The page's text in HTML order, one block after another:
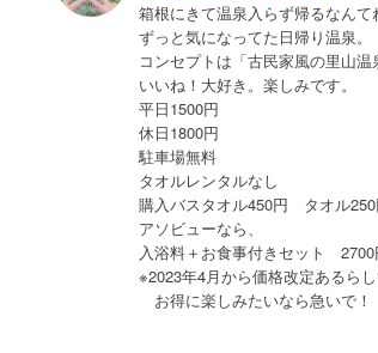
箱根にきて温泉入らず帰るなんて
ずっと気になってた日帰り温泉。
コンセプトは「古民家風の里山温
いいね！大好き。楽しみです。
平日1500円
休日1800円
駐車場無料
タオルレンタルなし
購入バスタオル450円 タオル250
アソビューなら、
入浴料＋お食事付きセット 2700
※2023年4月から価格改定あるらし
お得に楽しみたいなら急いで！